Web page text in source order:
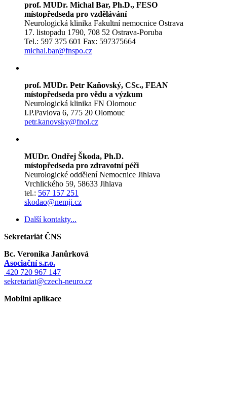
prof. MUDr. Michal Bar, Ph.D., FESO
místopředseda pro vzdělávání
Neurologická klinika Fakultní nemocnice Ostrava
17. listopadu 1790, 708 52 Ostrava-Poruba
Tel.: 597 375 601 Fax: 597375664
michal.bar@fnspo.cz
prof. MUDr. Petr Kaňovský, CSc., FEAN
místopředseda pro vědu a výzkum
Neurologická klinika FN Olomouc
I.P.Pavlova 6, 775 20 Olomouc
petr.kanovsky@fnol.cz
MUDr. Ondřej Škoda, Ph.D.
místopředseda pro zdravotní péči
Neurologické oddělení Nemocnice Jihlava
Vrchlického 59, 58633 Jihlava
tel.: 567 157 251
skodao@nemji.cz
Další kontakty...
Sekretariát ČNS
Bc. Veronika Janůrková
Asociační s.r.o.
420 720 967 147
sekretariat@czech-neuro.cz
Mobilní aplikace